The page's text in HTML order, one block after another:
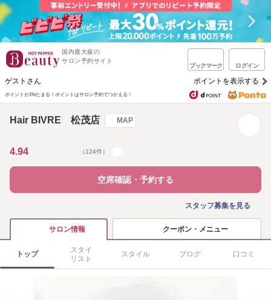
国内最大級の
サロン予約サイト
ブックマーク ログイン
ゲストさん ポイントを表示する
ポイントが1%たまる！ ポイントはサロン予約でつかえる！
Hair BIVRE 松茂店 MAP
4.94 （124件）
空席確認・予約する
スタッフ募集を見る
サロン情報 クーポン・メニュー
トップ
スタイ
リスト
スタイル ブログ 口コミ